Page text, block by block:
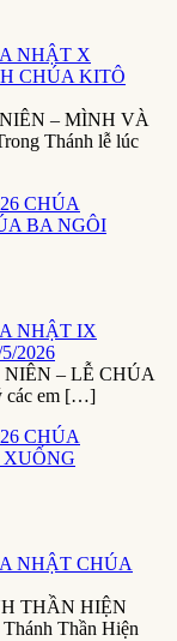
NHẬT X
CHÚA KITÔ
– MÌNH VÀ
Thánh lễ lúc
NHẬT IX
2026
– LỄ CHÚA
các em […]
NHẬT CHÚA
THẦN HIỆN
Thần Hiện